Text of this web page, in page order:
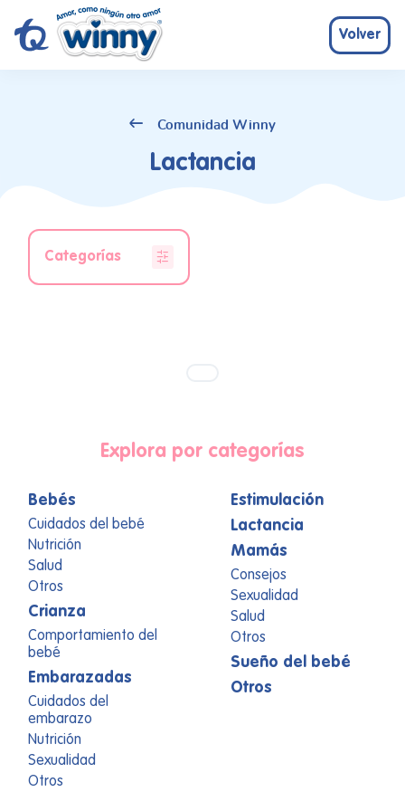
Volver
Comunidad Winny
Lactancia
Categorías
Explora por categorías
Bebés
Cuidados del bebé
Nutrición
Salud
Otros
Crianza
Comportamiento del
bebé
Embarazadas
Cuidados del
embarazo
Nutrición
Sexualidad
Otros
Estimulación
Lactancia
Mamás
Consejos
Sexualidad
Salud
Otros
Sueño del bebé
Otros